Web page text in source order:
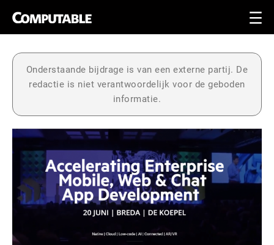
Onderstaande bijdrage is van een externe partij. De
redactie is niet verantwoordelijk voor de geboden
informatie.